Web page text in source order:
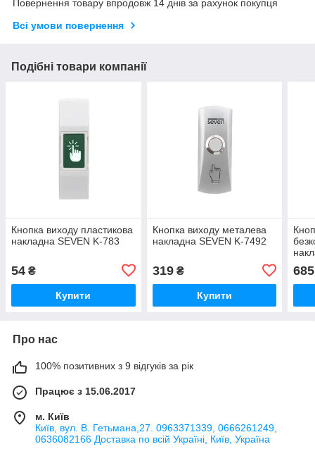
Повернення товару впродовж 14 днів за рахунок покупця
Всі умови повернення
Подібні товари компанії
Кнопка виходу пластикова
накладна SEVEN K-783
54 ₴
Купити
Кнопка виходу металева
накладна SEVEN K-7492
319₴
Купити
685
Про нас
100% позитивних з 9 відгуків за рік
Працює з 15.06.2017
м. Київ
Київ, вул. В. Гетьмана,27. 0963371339, 0666261249,
0636082166 Доставка по всій Україні, Київ, Україна